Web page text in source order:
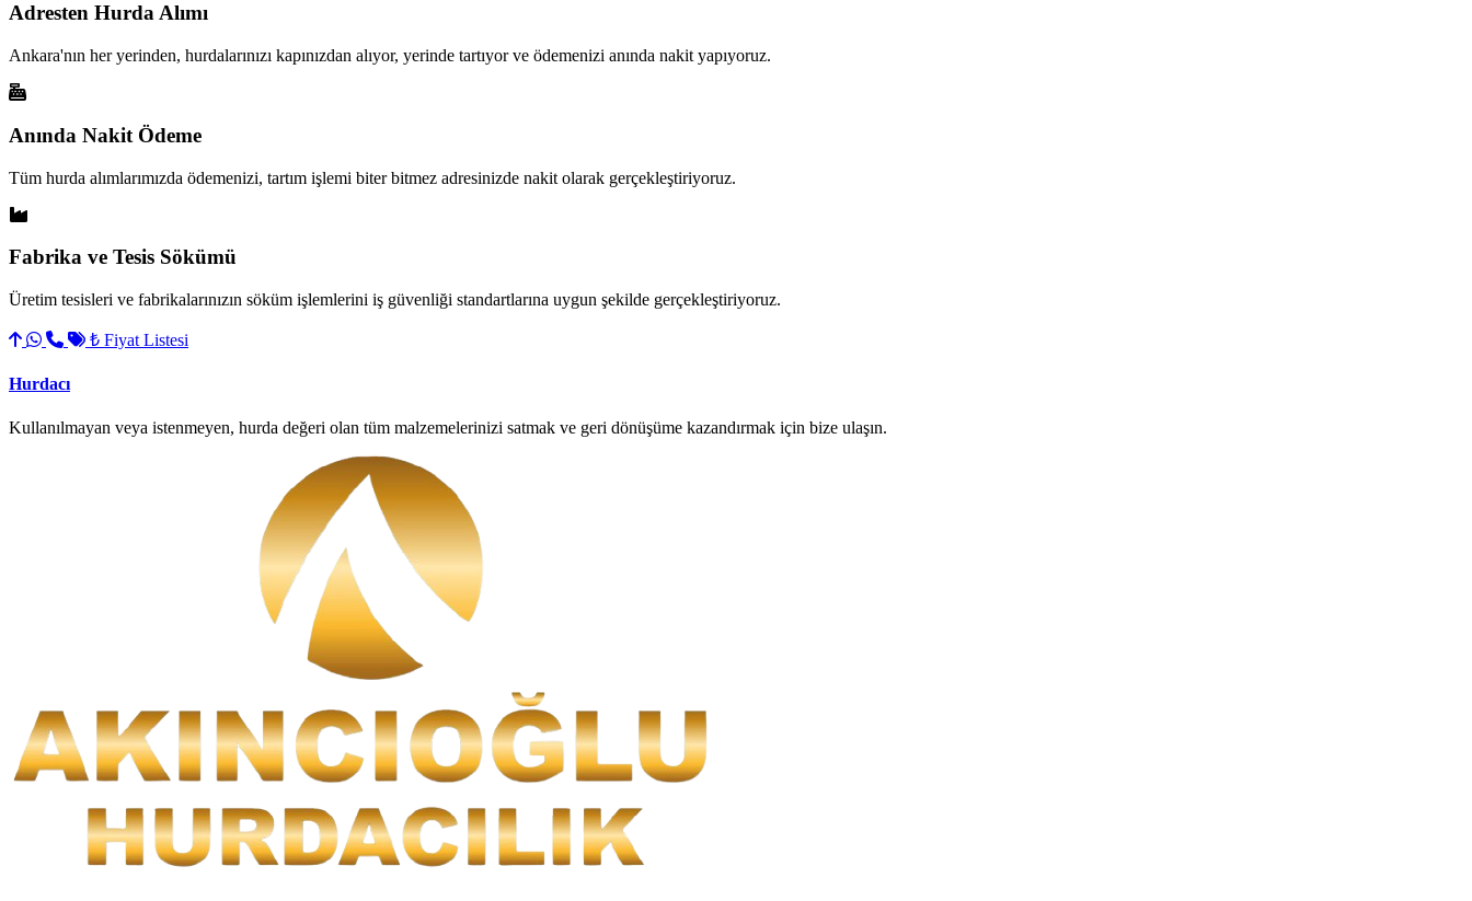
Adresten Hurda Alımı
Ankara'nın her yerinden, hurdalarınızı kapınızdan alıyor, yerinde tartıyor ve ödemenizi anında nakit yapıyoruz.
Anında Nakit Ödeme
Tüm hurda alımlarımızda ödemenizi, tartım işlemi biter bitmez adresinizde nakit olarak gerçekleştiriyoruz.
Fabrika ve Tesis Sökümü
Üretim tesisleri ve fabrikalarınızın söküm işlemlerini iş güvenliği standartlarına uygun şekilde gerçekleştiriyoruz.
₺ Fiyat Listesi
Hurdacı
Kullanılmayan veya istenmeyen, hurda değeri olan tüm malzemelerinizi satmak ve geri dönüşüme kazandırmak için bize ulaşın.